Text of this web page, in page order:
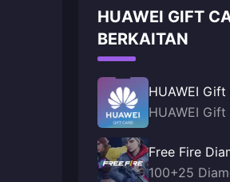
HUAWEI GIFT
BERKAITAN
HUAWEI
HUAWEI
Free Fire
100+25